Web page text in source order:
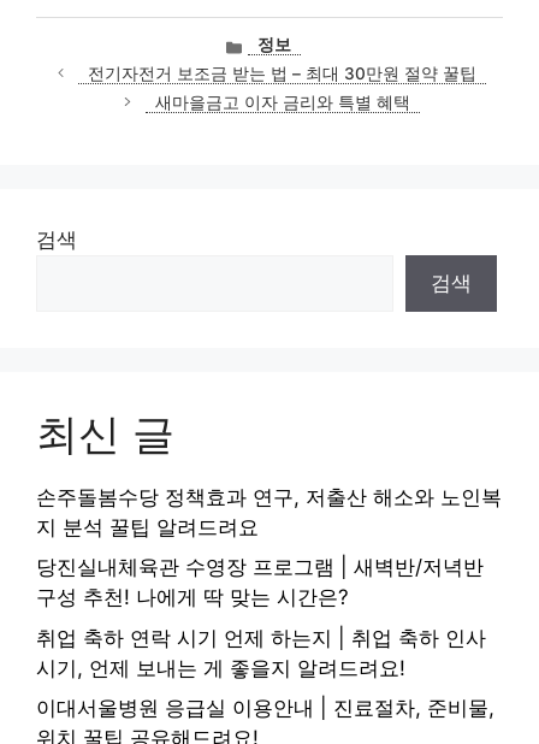
카
테
고
리
정보
전기자전거 보조금 받는 법 – 최대 30만원 절약 꿀팁
새마을금고 이자 금리와 특별 혜택
검색
검색
최신 글
손주돌봄수당 정책효과 연구, 저출산 해소와 노인복
지 분석 꿀팁 알려드려요
당진실내체육관 수영장 프로그램 | 새벽반/저녁반
구성 추천! 나에게 딱 맞는 시간은?
취업 축하 연락 시기 언제 하는지 | 취업 축하 인사
시기, 언제 보내는 게 좋을지 알려드려요!
이대서울병원 응급실 이용안내 | 진료절차, 준비물,
위치 꿀팁 공유해드려요!